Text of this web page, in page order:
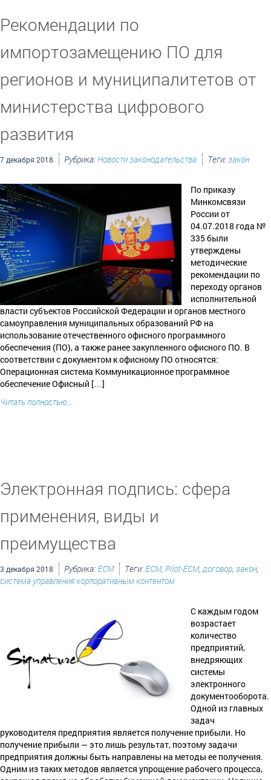
Рекомендации по
импортозамещению ПО для
регионов и муниципалитетов от
министерства цифрового
развития
7 декабря 2018 Рубрика:Новости законодательства Теги:закон
По приказу
Минкомсвязи
России от
04.07.2018 года №
335 были
утверждены
методические
рекомендации по
переходу органов
исполнительной
власти субъектов Российской Федерации и органов местного
самоуправления муниципальных образований РФ на
использование отечественного офисного программного
обеспечения (ПО), а также ранее закупленного офисного ПО. В
соответствии с документом к офисному ПО относятся:
Операционная система Коммуникационное программное
обеспечение Офисный […]
Читать полностью...
Электронная подпись: сфера
применения, виды и
преимущества
3 декабря 2018 Рубрика:ECM Теги:ECM, Pilot-ECM,договор, закон,
система управления корпоративным контентом
С каждым годом
возрастает
количество
предприятий,
внедряющих
системы
электронного
документооборота.
Одной из главных
задач
руководителя предприятия является получение прибыли. Но
получение прибыли — это лишь результат, поэтому задачи
предприятия должны быть направлены на методы ее получения.
Одним из таких методов является упрощение рабочего процесса,